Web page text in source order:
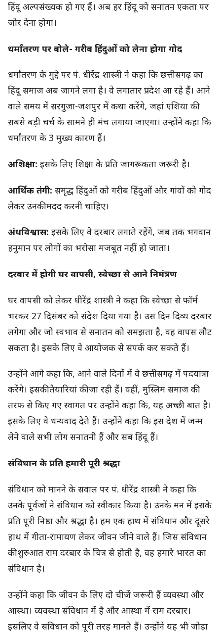
हिंदू अल्पसंख्यक हो गए हैं। अब हर हिंदू को सनातन एकता पर
जोर देना होगा।
धर्मांतरण पर बोले- गरीब हिंदुओं को लेना होगा गोद
धर्मांतरण के मुद्दे पर पं. धीरेंद्र शास्त्री ने कहा कि छत्तीसगढ़ का
हिंदू समाज अब जागने लगा है। वे लगातार प्रदेश आ रहे हैं। आने
वाले समय में सरगुजा-जशपुर में कथा करेंगे, जहां एशिया की
सबसे बड़ी चर्च के सामने ही मंच लगाया जाएगा। उन्होंने कहा कि
धर्मांतरण के 3 मुख्य कारण हैं।
अशिक्षा: इसके लिए शिक्षा के प्रति जागरूकता जरूरी है।
आर्थिक तंगी: समृद्ध हिंदुओं को गरीब हिंदुओं और गांवों को गोद
लेकर उनकी मदद करनी चाहिए।
अंधविश्वास: इसके लिए वे दरबार लगाते रहेंगे, जब तक भगवान
हनुमान पर लोगों का भरोसा मजबूत नहीं हो जाता।
दरबार में होगी घर वापसी, स्वेच्छा से आने निमंत्रण
घर वापसी को लेकर धीरेंद्र शास्त्री ने कहा कि स्वेच्छा से फॉर्म
भरकर 27 दिसंबर को संदेश दिया गया है। उस दिन दिव्य दरबार
लगेगा और जो स्वभाव से सनातन को समझता है, वह वापस लौट
सकता है। इसके लिए वे आयोजक से संपर्क कर सकते हैं।
उन्होंने आगे कहा कि, आने वाले दिनों में वे छत्तीसगढ़ में पदयात्रा
करेंगे। इसकी तैयारियां की जा रही हैं। वहीं, मुस्लिम समाज की
तरफ से किए गए स्वागत पर उन्होंने कहा कि, यह अच्छी बात है।
इसके लिए वे धन्यवाद देते हैं। उन्होंने कहा कि इस देश में जन्म
लेने वाले सभी लोग सनातनी हैं और सब हिंदू हैं।
संविधान के प्रति हमारी पूरी श्रद्धा
संविधान को मानने के सवाल पर पं. धीरेंद्र शास्त्री ने कहा कि
उनके पूर्वजों ने संविधान को स्वीकार किया है। उनके मन में इसके
प्रति पूरी निष्ठा और श्रद्धा है। हम एक हाथ में संविधान और दूसरे
हाथ में गीता-रामायण लेकर जीवन जीने वाले हैं। जिस संविधान
की शुरुआत राम दरबार के चित्र से होती है, वह हमारे भारत का
संविधान है।
उन्होंने कहा कि जीवन के लिए दो चीजें जरूरी हैं व्यवस्था और
आस्था। व्यवस्था संविधान में है और आस्था में राम दरबार।
इसलिए वे संविधान को पूरी तरह मानते हैं। उन्होंने यह भी जोड़ा